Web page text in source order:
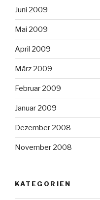
Juni 2009
Mai 2009
April 2009
März 2009
Februar 2009
Januar 2009
Dezember 2008
November 2008
KATEGORIEN